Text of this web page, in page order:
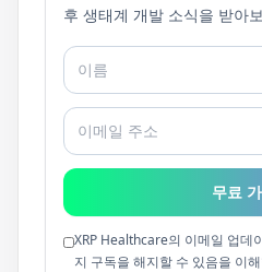
후 생태계 개발 소식을 받아
무료
XRP Healthcare의 이메일 업데
지 구독을 해지할 수 있음을 이